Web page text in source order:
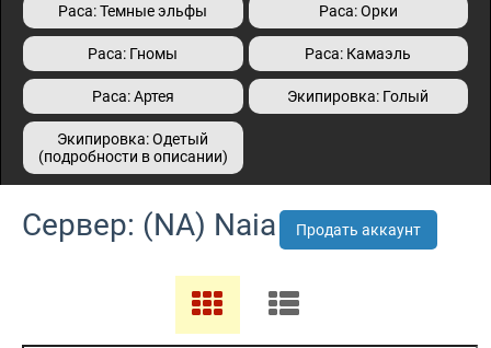
Раса: Темные эльфы Раса: Орки
Раса: Гномы Раса: Камаэль
Раса: Артея Экипировка: Голый
Экипировка: Одетый
(подробности в описании)
Сервер: (NA) Naia Продать аккаунт